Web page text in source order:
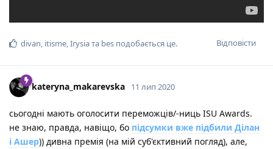
Відповісти
divan, itisme,Irysiaта bes подобається це.
kateryna_makarevska 11 лип 2020
сьогодні мають оголосити переможців/-ниць ISU Awards.
не знаю, правда, навіщо, бо підсумки вже підбили Ділан
і Ашер)) дивна премія (на мій суб'єктивний погляд), але,